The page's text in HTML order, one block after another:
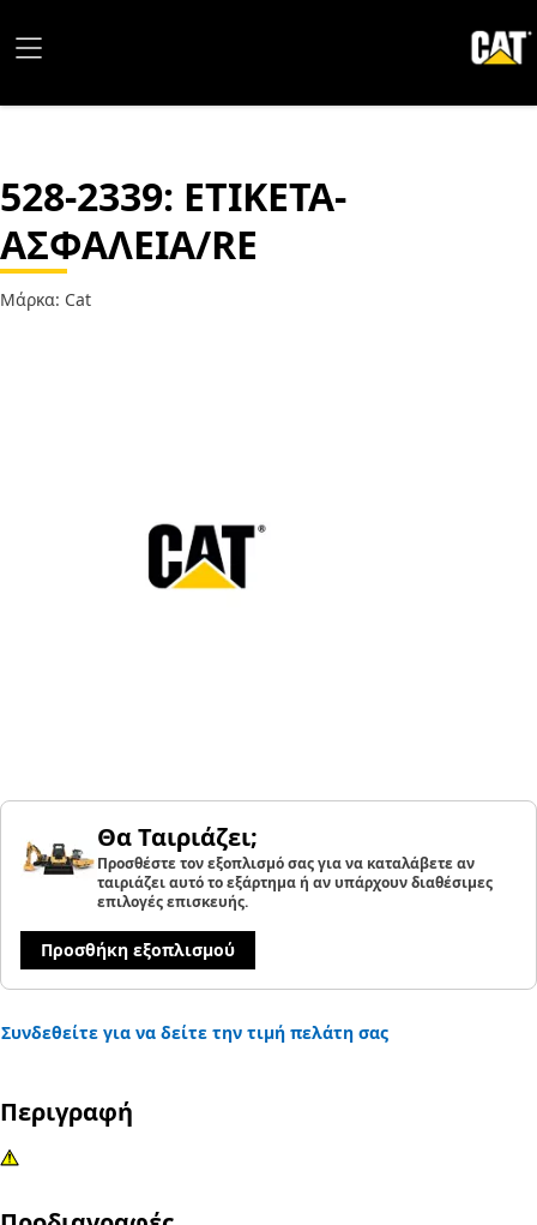
528-2339: ΕΤΙΚΕΤΑ-
ΑΣΦΑΛΕΙΑ/RE
Μάρκα: Cat
Θα Ταιριάζει;
Προσθέστε τον εξοπλισμό σας για να καταλάβετε αν
ταιριάζει αυτό το εξάρτημα ή αν υπάρχουν διαθέσιμες
επιλογές επισκευής.
Προσθήκη εξοπλισμού
Συνδεθείτε για να δείτε την τιμή πελάτη σας
Περιγραφή